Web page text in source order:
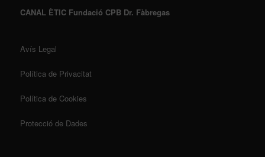
CANAL ÈTIC Fundació CPB Dr. Fàbregas
Avís Legal
Política de Privacitat
Política de Cookies
Protecció de Dades